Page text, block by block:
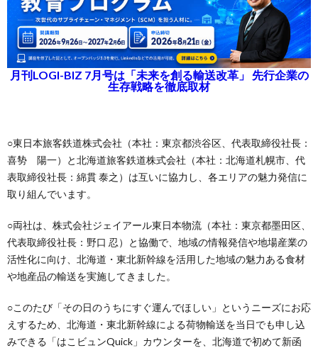
月刊LOGI-BIZ 7月号は「未来を創る輸送改革」 先行企業の
生存戦略を徹底取材
○東日本旅客鉄道株式会社（本社：東京都渋谷区、代表取締役社長：
喜㔟 陽一）と北海道旅客鉄道株式会社（本社：北海道札幌市、代
表取締役社長：綿貫 泰之）は互いに協力し、各エリアの魅力発信に
取り組んでいます。
○両社は、株式会社ジェイアール東日本物流（本社：東京都墨田区、
代表取締役社長：野口 忍）と協働で、地域の情報発信や地場産業の
活性化に向け、北海道・東北新幹線を活用した地域の魅力ある食材
や地産品の輸送を実施してきました。
○このたび「その日のうちにすぐ運んでほしい」というニーズにお応
えするため、北海道・東北新幹線による荷物輸送を当日でも申し込
みできる「はこビュンQuick」カウンターを、北海道で初めて新函